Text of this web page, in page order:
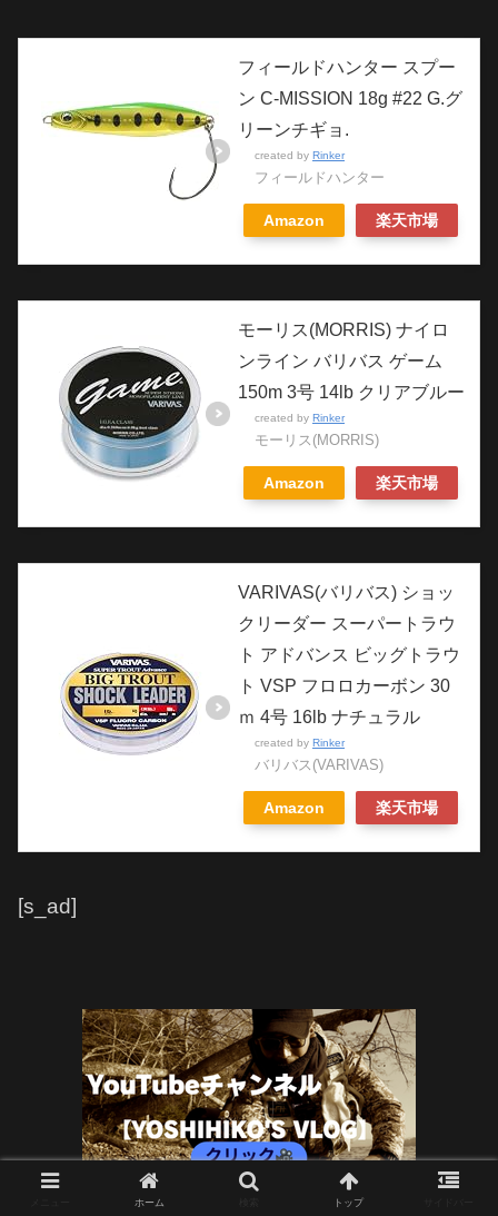
フィールドハンター スプー
ン C-MISSION 18g #22 G.グ
リーンチギョ.
created by Rinker
フィールドハンター
Amazon 楽天市場
モーリス(MORRIS) ナイロ
ンライン バリバス ゲーム
150m 3号 14lb クリアブルー
created by Rinker
モーリス(MORRIS)
Amazon 楽天市場
VARIVAS(バリバス) ショッ
クリーダー スーパートラウ
ト アドバンス ビッグトラウ
ト VSP フロロカーボン 30
ｍ 4号 16lb ナチュラル
created by Rinker
バリバス(VARIVAS)
Amazon 楽天市場
[s_ad]
ホーム トップ